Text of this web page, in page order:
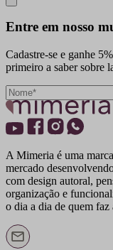
Entre em nosso
Cadastre-se e ganhe
primeiro a saber sobre
A Mimeria é uma
mercado
com design autoral,
organização e
o dia a dia de quem faz